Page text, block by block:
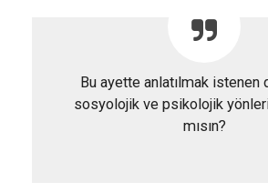
Bu ayette anlatılmak istenen
sosyolojik ve psikolojik
mısın?